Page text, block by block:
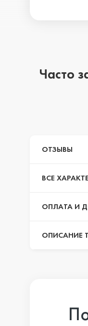
Часто
ОТЗЫВЫ
ВСЕ
ОПЛАТА И
ОПИСАНИЕ